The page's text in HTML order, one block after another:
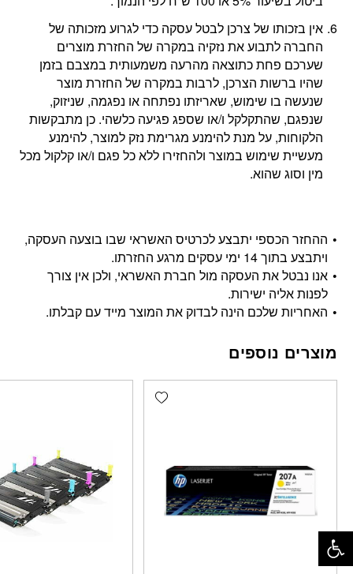
אין בזכותו של צרכן לבטל עסקה כדי לגרוע מזכותה של
החברה לתבוע את נזקיה במקרה של החזרת מוצרים
שערכם פחת כתוצאה מהרעה משמעותית במצבם בזמן
שהיו ברשות הצרכן, לרבות במקרה של החזרת מוצר
שנעשה בו שימוש, שאריזתו נפתחה או נפגמה, שניזוק,
שנפגם, שהתקלקל ו/או שספג פגיעה כלשהי. כן מתבקשות
הלקוחות, על מנת להימנע מגרימת נזק למוצר, להימנע
מעשיית שימוש במוצר ולהחזירו ללא כל פגם ו/או קלקול מכל
מין וסוג שהוא.
ההחזר הכספי יתבצע לכרטיס האשראי שבו בוצעה העסקה,
ויתבצע בתוך 14 ימי עסקים מרגע החזרתו.
אנו נבטל את העסקה מול חברת האשראי, ולכן אין צורך
לפנות אליה ישירות.
האחריות שלכם הינה לבדוק את המוצר מייד עם קבלתו.
מוצרים נוספים
Add wishlist
פתח סרגל נגישות